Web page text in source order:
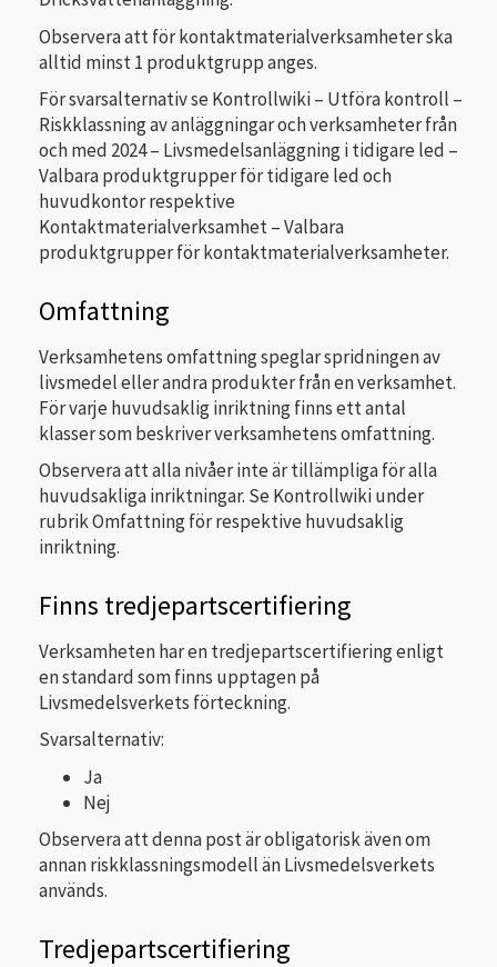
Observera att för kontaktmaterialverksamheter ska
alltid minst 1 produktgrupp anges.
För svarsalternativ se Kontrollwiki – Utföra kontroll –
Riskklassning av anläggningar och verksamheter från
och med 2024 – Livsmedelsanläggning i tidigare led –
Valbara produktgrupper för tidigare led och
huvudkontor respektive
Kontaktmaterialverksamhet – Valbara
produktgrupper för kontaktmaterialverksamheter.
Omfattning
Verksamhetens omfattning speglar spridningen av
livsmedel eller andra produkter från en verksamhet.
För varje huvudsaklig inriktning finns ett antal
klasser som beskriver verksamhetens omfattning.
Observera att alla nivåer inte är tillämpliga för alla
huvudsakliga inriktningar. Se Kontrollwiki under
rubrik Omfattning för respektive huvudsaklig
inriktning.
Finns tredjepartscertifiering
Verksamheten har en tredjepartscertifiering enligt
en standard som finns upptagen på
Livsmedelsverkets förteckning.
Svarsalternativ:
Ja
Nej
Observera att denna post är obligatorisk även om
annan riskklassningsmodell än Livsmedelsverkets
används.
Tredjepartscertifiering